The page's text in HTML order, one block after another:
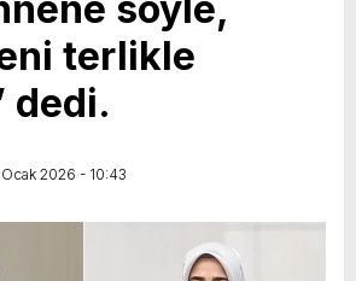
terlikle
dedi.
2026 - 10:43